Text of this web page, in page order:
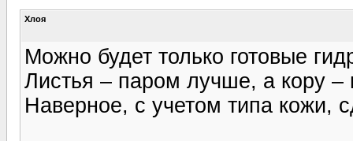
Хлоя
Можно будет только готовые
Листья – паром лучше, а кору
Наверное, с учетом типа кожи,